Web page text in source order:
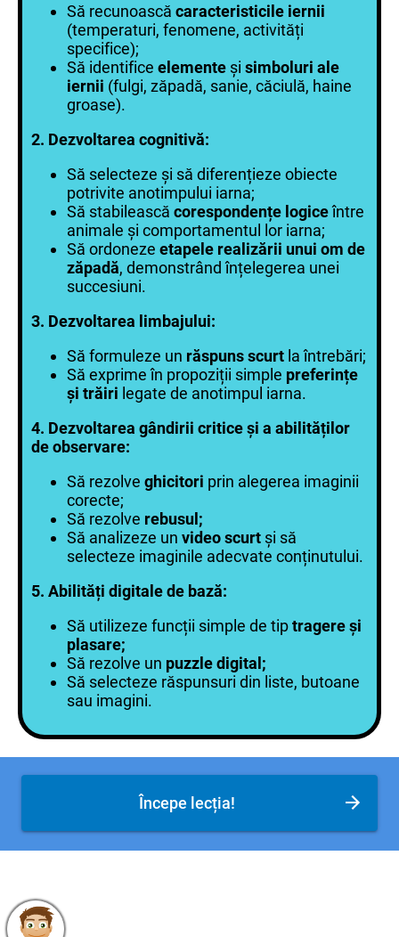
Să recunoască caracteristicile iernii
(temperaturi, fenomene, activități
specifice);
Să identifice elemente și simboluri ale
iernii (fulgi, zăpadă, sanie, căciulă, haine
groase).
2. Dezvoltarea cognitivă:
Să selecteze și să diferențieze obiecte
potrivite anotimpului iarna;
Să stabilească corespondențe logiceîntre
animale și comportamentul lor iarna;
Să ordoneze etapele realizării unui om de
zăpadă, demonstrând înțelegerea unei
succesiuni.
3. Dezvoltarea limbajului:
Să formuleze un răspuns scurt la întrebări;
Să exprime în propoziții simple preferințe
și trăiri legate de anotimpul iarna.
4. Dezvoltarea gândirii critice și a abilităților
de observare:
Să rezolve ghicitori prin alegerea imaginii
corecte;
Să rezolve rebusul;
Să analizeze un video scurt și să
selecteze imaginile adecvate conținutului.
5. Abilități digitale de bază:
Să utilizeze funcții simple de tiptragere și
plasare;
Să rezolve un puzzle digital;
Să selecteze răspunsuri din liste, butoane
sau imagini.
Începe lecția!